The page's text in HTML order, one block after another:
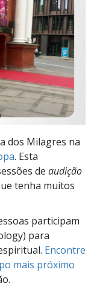
dos Milagres na
. Esta
de audição
tenha muitos
participam
para
Encontre
mais próximo